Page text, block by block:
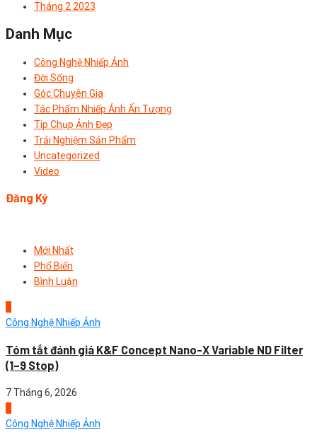
Tháng 2 2023
Danh Mục
Công Nghệ Nhiếp Ảnh
Đời Sống
Góc Chuyên Gia
Tác Phẩm Nhiếp Ảnh Ấn Tượng
Tip Chụp Ảnh Đẹp
Trải Nghiệm Sản Phẩm
Uncategorized
Video
Đăng Ký
Mới Nhất
Phổ Biến
Bình Luận
Công Nghệ Nhiếp Ảnh
Tóm tắt đánh giá K&F Concept Nano-X Variable ND Filter
(1–9 Stop)
7 Tháng 6, 2026
Công Nghệ Nhiếp Ảnh